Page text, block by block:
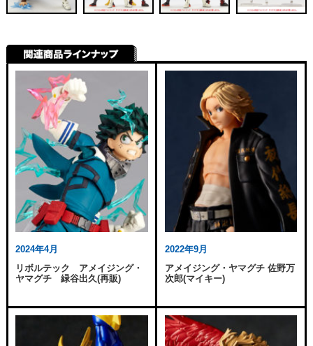
2024年4月
リボルテック アメイジング・
ヤマグチ 緑谷出久(再販)
2022年9月
アメイジング・ヤマグチ 佐野万
次郎(マイキー)